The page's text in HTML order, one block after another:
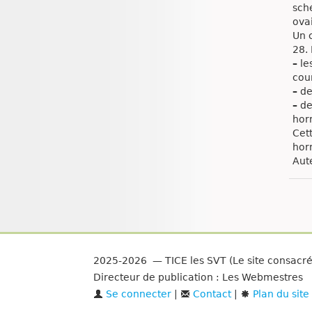
Un
28.
–
–
–
2025-2026 — TICE les SVT (Le site
Directeur de publication : Les Webmestres
Se connecter| Contact| Plan du site